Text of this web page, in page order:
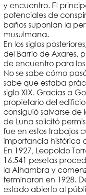
y encuentro. El
potenciales de
baños suponían la
musulmana.
En los siglos
del Barrio de Axares,
de encuentro para
No se sabe cómo
sabe que estaba
siglo XIX. Gracias a
propietario del
consiguió salvarse de
de Luna solicitó
fue en estos trabajos
importancia histórica
En 1927, Leopoldo
16.541 pesetas
la Alhambra y
terminaron en 1928.
estado abierto al